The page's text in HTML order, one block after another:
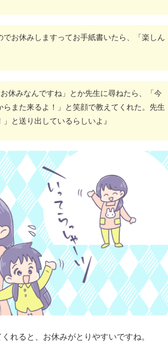
でお休みしますってお手紙書いたら、「楽しん
休みなんですね」とか先生に尋ねたら、「今
また来るよ！」と笑顔で教えてくれた。先生
と送り出しているらしいよ』
れると、お休みがとりやすいですね。